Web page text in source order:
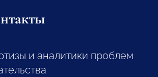
и аналитики проблем